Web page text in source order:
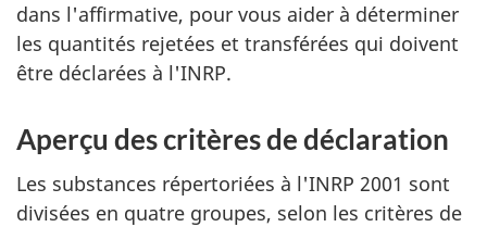
dans l'affirmative, pour vous aider à déterminer
les quantités rejetées et transférées qui doivent
être déclarées à l'INRP.
Aperçu des critères de déclaration
Les substances répertoriées à l'INRP 2001 sont
divisées en quatre groupes, selon les critères de